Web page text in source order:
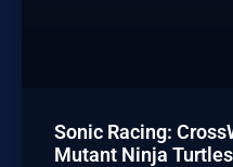
Sonic Racing:
Mutant Ninja